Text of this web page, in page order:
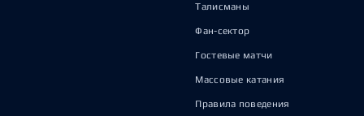
Талисманы
Фан-сектор
Гостевые матчи
Массовые катания
Правила поведения